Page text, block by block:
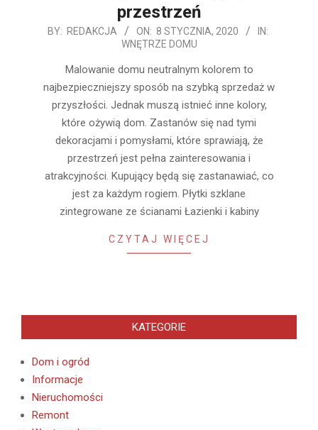
przestrzeń
2020-
BY: REDAKCJA ON: 8 STYCZNIA, 2020
IN:
WNĘTRZE DOMU
Malowanie domu neutralnym kolorem to
najbezpieczniejszy sposób na szybką sprzedaż w
przyszłości. Jednak muszą istnieć inne kolory,
które ożywią dom. Zastanów się nad tymi
dekoracjami i pomysłami, które sprawiają, że
przestrzeń jest pełna zainteresowania i
atrakcyjności. Kupujący będą się zastanawiać, co
jest za każdym rogiem. Płytki szklane
zintegrowane ze ścianami Łazienki i kabiny
CZYTAJ WIĘCEJ
KATEGORIE
Dom i ogród
Informacje
Nieruchomości
Remont